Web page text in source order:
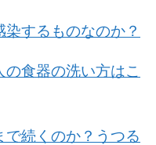
するものなのか？
食器の洗い方はこ
で続くのか？うつる